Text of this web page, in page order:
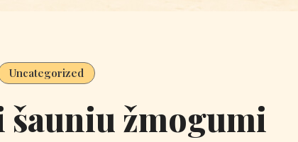
Uncategorized
šauniu žmogumi